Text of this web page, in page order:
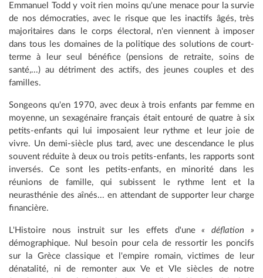
Emmanuel Todd y voit rien moins qu'une menace pour la survie
de nos démocraties, avec le risque que les inactifs âgés, très
majoritaires dans le corps électoral, n'en viennent à imposer
dans tous les domaines de la politique des solutions de court-
terme à leur seul bénéfice (pensions de retraite, soins de
santé,...) au détriment des actifs, des jeunes couples et des
familles.
Songeons qu'en 1970, avec deux à trois enfants par femme en
moyenne, un sexagénaire français était entouré de quatre à six
petits-enfants qui lui imposaient leur rythme et leur joie de
vivre. Un demi-siècle plus tard, avec une descendance le plus
souvent réduite à deux ou trois petits-enfants, les rapports sont
inversés. Ce sont les petits-enfants, en minorité dans les
réunions de famille, qui subissent le rythme lent et la
neurasthénie des aînés... en attendant de supporter leur charge
financière.
L'Histoire nous instruit sur les effets d'une« déflation »
démographique. Nul besoin pour cela de ressortir les poncifs
sur la Grèce classique et l'empire romain, victimes de leur
dénatalité, ni de remonter aux Ve et VIe siècles de notre